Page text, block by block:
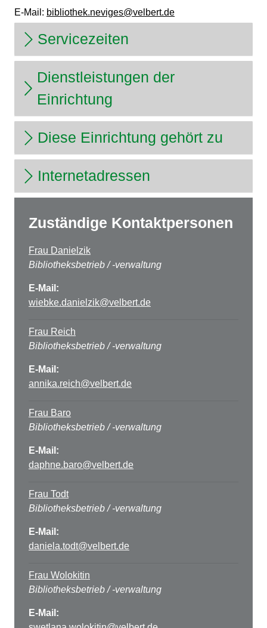
E-Mail: bibliothek.neviges@velbert.de
Servicezeiten
Dienstleistungen der
Einrichtung
Diese Einrichtung gehört zu
Internetadressen
Zuständige Kontaktpersonen
Frau Danielzik
Bibliotheksbetrieb / -verwaltung
E-Mail:
wiebke.danielzik@velbert.de
Frau Reich
Bibliotheksbetrieb / -verwaltung
E-Mail:
annika.reich@velbert.de
Frau Baro
Bibliotheksbetrieb / -verwaltung
E-Mail:
daphne.baro@velbert.de
Frau Todt
Bibliotheksbetrieb / -verwaltung
E-Mail:
daniela.todt@velbert.de
Frau Wolokitin
Bibliotheksbetrieb / -verwaltung
E-Mail: